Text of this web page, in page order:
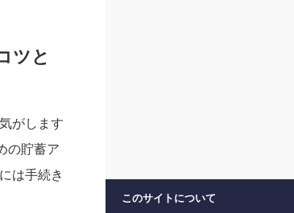
ツと
がします
の貯蓄ア
は手続き
このサイトについて